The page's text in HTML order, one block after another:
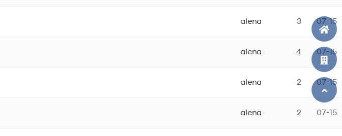
alena 3 07-15
alena 4 07-15
alena 2 07-15
alena 2 07-15